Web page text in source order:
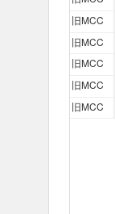
旧MCC
旧MCC
旧MCC
旧MCC
旧MCC